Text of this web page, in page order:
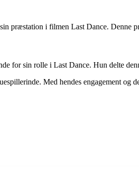
præstation i filmen Last Dance. Denne
for sin rolle i Last Dance. Hun delte
Med hendes engagement